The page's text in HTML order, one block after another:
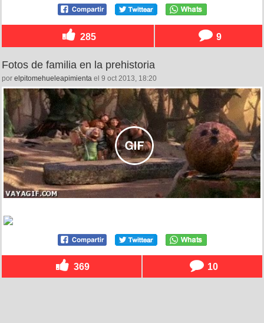
285 9
Fotos de familia en la prehistoria
por elpitomehueleapimienta el 9 oct 2013, 18:20
369 10